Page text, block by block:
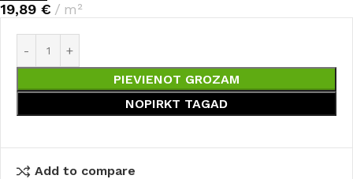
19,89 € m²
PIEVIENOT GROZAM
NOPIRKT TAGAD
Add to compare